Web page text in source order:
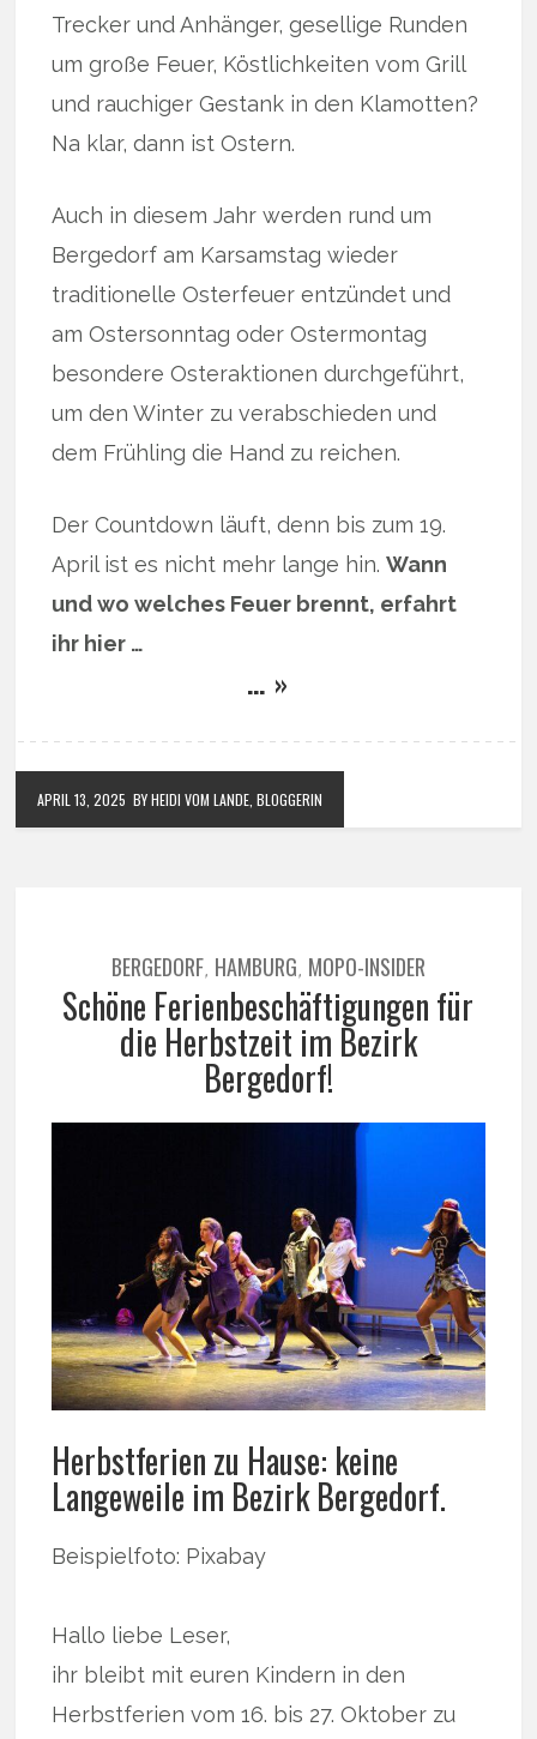
Trecker und Anhänger, gesellige Runden
um große Feuer, Köstlichkeiten vom Grill
und rauchiger Gestank in den Klamotten?
Na klar, dann ist Ostern.
Auch in diesem Jahr werden rund um
Bergedorf am Karsamstag wieder
traditionelle Osterfeuer entzündet und
am Ostersonntag oder Ostermontag
besondere Osteraktionen durchgeführt,
um den Winter zu verabschieden und
dem Frühling die Hand zu reichen.
Der Countdown läuft, denn bis zum 19.
April ist es nicht mehr lange hin.Wann
und wo welches Feuer brennt, erfahrt
ihr hier …
… »
APRIL 13, 2025 BY HEIDI VOM LANDE, BLOGGERIN
BERGEDORF, HAMBURG, MOPO-INSIDER
Schöne Ferienbeschäftigungen für
die Herbstzeit im Bezirk
Bergedorf!
Herbstferien zu Hause: keine
Langeweile im Bezirk Bergedorf.
Beispielfoto: Pixabay
Hallo liebe Leser,
ihr bleibt mit euren Kindern in den
Herbstferien vom 16. bis 27. Oktober zu